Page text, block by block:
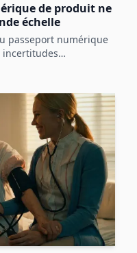
de produit ne
échelle
passeport numérique
incertitudes
et des coûts